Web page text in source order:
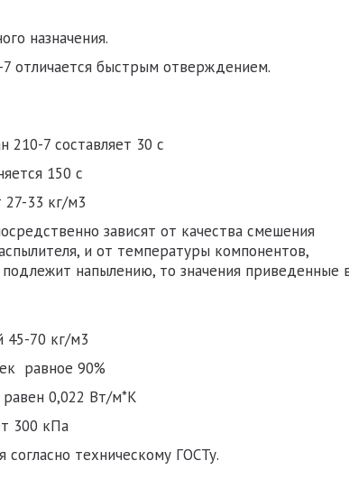
назначения.
отличается быстрым отверждением.
210-7 составляет 30 с
150 с
27-33 кг/м3
зависят от качества смешения
и от температуры компонентов,
напылению, то значения приведенные
45-70 кг/м3
равное 90%
равен 0,022 Вт/м*К
300 кПа
согласно техническому ГОСТу.